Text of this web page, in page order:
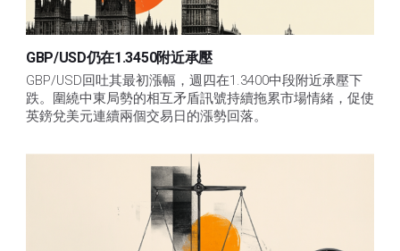
GBP/USD仍在1.3450附近承壓
GBP/USD回吐其最初漲幅，週四在1.3400中段附近承壓下
跌。圍繞中東局勢的相互矛盾訊號持續拖累市場情緒，促使
英鎊兌美元連續兩個交易日的漲勢回落。